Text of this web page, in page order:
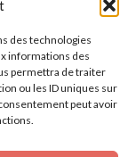
des technologies
informations des
permettra de traiter
ou les ID uniques sur
peut avoir
Souscrire